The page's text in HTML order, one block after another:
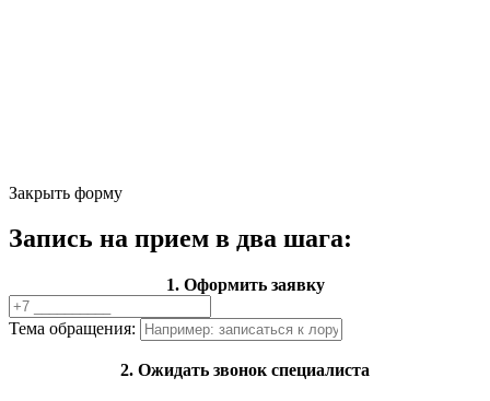
Закрыть форму
Запись на прием в два шага:
1. Оформить заявку
Тема обращения:
2. Ожидать звонок специалиста